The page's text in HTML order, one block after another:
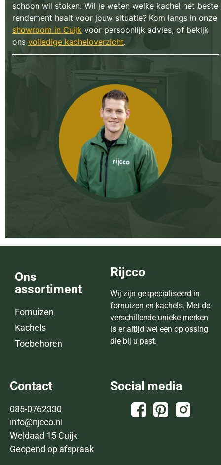
schoon wil stoken. Wil je weten welke kachel het beste
rendement haalt voor jouw situatie? Kom langs in onze
showroom in Cuijk voor persoonlijk advies, of bekijk
ons volledige kacheloverzicht.
Ons
assortiment
Fornuizen
Kachels
Toebehoren
Rijcco
Wij zijn gespecialiseerd in
fornuizen en kachels. Met de
verschillende unieke merken
is er altijd wel een oplossing
die bij u past.
Contact
085-0762330
info@rijcco.nl
Weldaad 15 Cuijk
Geopend op afspraak
Social media